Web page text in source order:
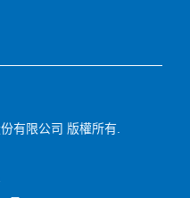
有限公司 版權所有.